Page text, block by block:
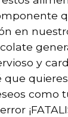
en
y
que
como